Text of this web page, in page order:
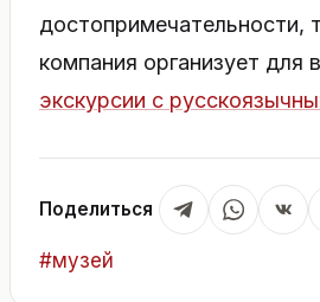
достопримечательности,
компания организует для
экскурсии с
Поделиться
Метки
#музей